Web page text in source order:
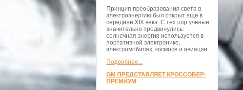
Принцип преобразования света в
электроэнергию был открыт еще в
середине XIX века. С тех пор ученые
значительно продвинулись:
солнечная энергия используется в
портативной электронике,
электромобилях, космосе и авиации.
Подробнее...
GM ПРЕДСТАВЛЯЕТ КРОССОВЕР-
ПРЕМИУМ